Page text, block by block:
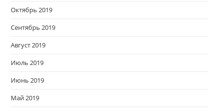
Октябрь 2019
Сентябрь 2019
Август 2019
Июль 2019
Июнь 2019
Май 2019